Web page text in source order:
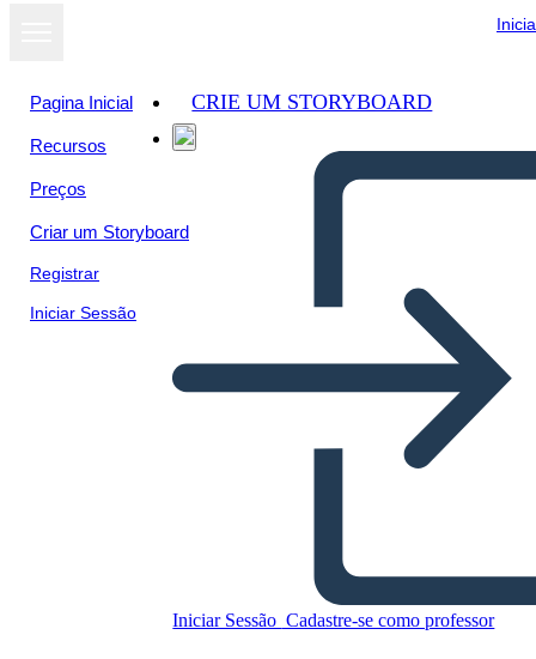
Pagina Inicial
Recursos
Preços
Criar um Storyboard
Registrar
Iniciar Sessão
CRIE UM STORYBOARD
Iniciar Sessão Cadastre-se como professor
Copie este storyboard